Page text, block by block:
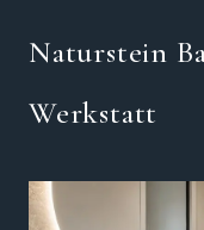
Naturstein
Werkstatt